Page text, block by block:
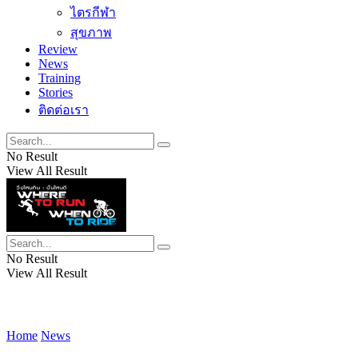
ไตรกีฬา
สุขภาพ
Review
News
Training
Stories
ติดต่อเรา
No Result
View All Result
No Result
View All Result
Home News